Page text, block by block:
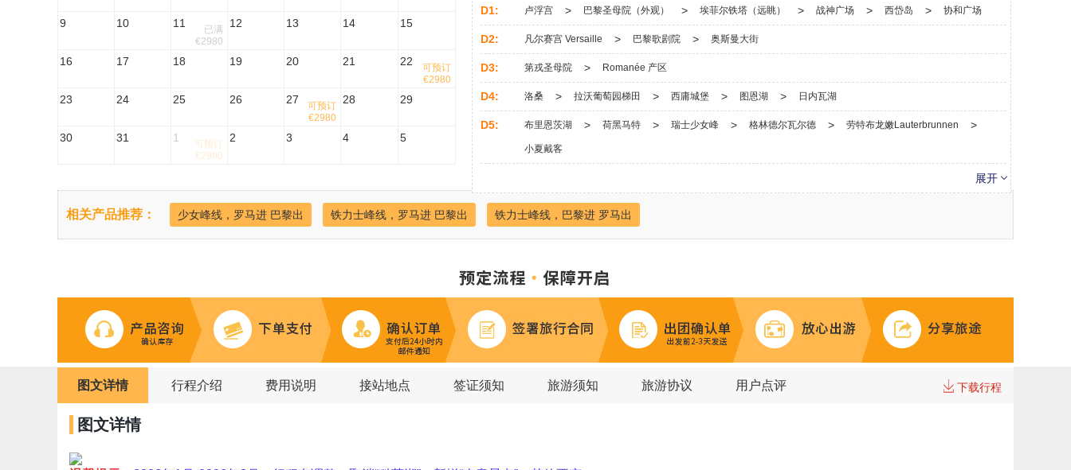
9 10 11
已满
€2980
12 13 14 15
16 17 18 19 20 21 22
可预订
€2980
23 24 25 26 27
可预订
€2980
28 29
30 31 1
可预订
€2980
2 3 4 5
D1: 卢浮宫 > 巴黎圣母院（外观） > 埃菲尔铁塔（远眺） > 战神广场 > 西岱岛 > 协和广场
D2: 凡尔赛宫 Versaille > 巴黎歌剧院 > 奥斯曼大街
D3: 第戎圣母院 > Romanée 产区
D4: 洛桑 > 拉沃葡萄园梯田 > 西庸城堡 > 图恩湖 > 日内瓦湖
D5: 布里恩茨湖 > 荷黑马特 > 瑞士少女峰 > 格林德尔瓦尔德 > 劳特布龙嫩Lauterbrunnen >
小夏戴客
D7: 苏黎世湖 > 苏黎世旧城区
D11: 圣母百花大教堂 > 米开朗基罗广场 > 市政广场
D12: 特莱维喷泉（许愿池） > 万神殿 >
展开
相关产品推荐： 少女峰线，罗马进 巴黎出 铁力士峰线，罗马进 巴黎出 铁力士峰线，巴黎进 罗马出
图文详情 行程介绍 费用说明 接站地点 签证须知 旅游须知 旅游协议 用户点评 下载行程
图文详情